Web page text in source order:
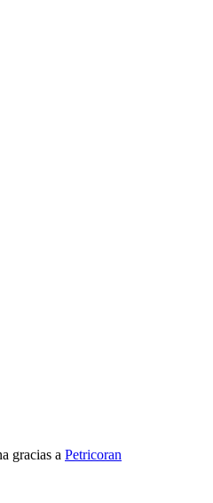
gracias a Petricoran